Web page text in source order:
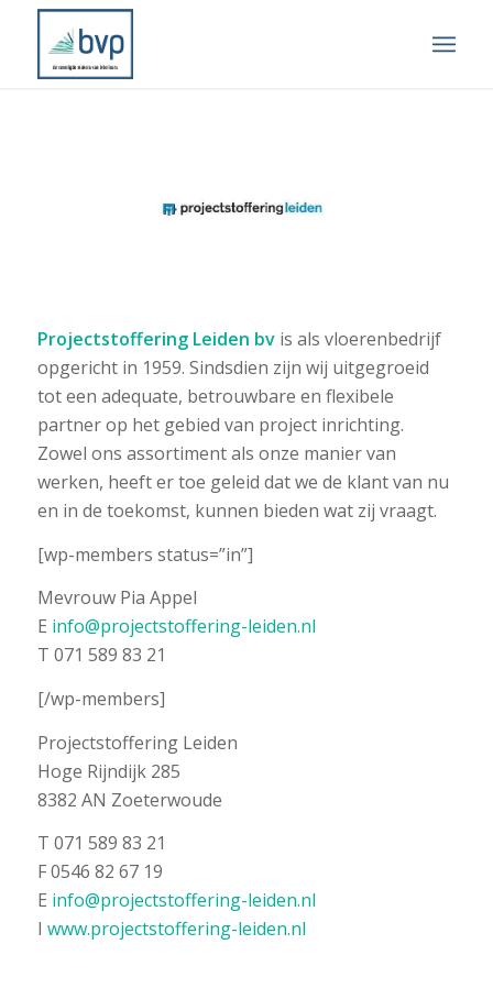
Projectstoffering Leiden bvis als vloerenbedrijf
opgericht in 1959. Sindsdien zijn wij uitgegroeid
tot een adequate, betrouwbare en flexibele
partner op het gebied van project inrichting.
Zowel ons assortiment als onze manier van
werken, heeft er toe geleid dat we de klant van nu
en in de toekomst, kunnen bieden wat zij vraagt.
[wp-members status=”in”]
Mevrouw Pia Appel
E info@projectstoffering-leiden.nl
T 071 589 83 21
[/wp-members]
Projectstoffering Leiden
Hoge Rijndijk 285
8382 AN Zoeterwoude
T 071 589 83 21
F 0546 82 67 19
E info@projectstoffering-leiden.nl
I www.projectstoffering-leiden.nl